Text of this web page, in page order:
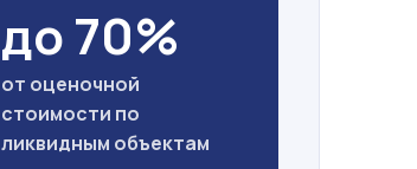
до 70%
от оценочной
стоимости по
ликвидным объектам